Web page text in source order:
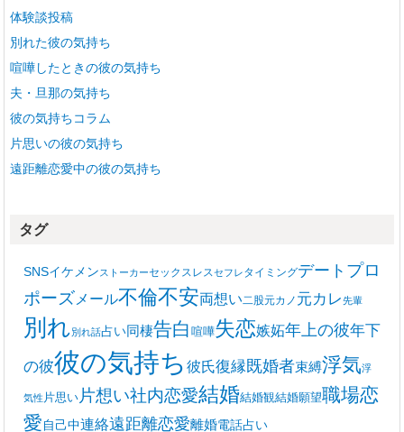
体験談投稿
別れた彼の気持ち
喧嘩したときの彼の気持ち
夫・旦那の気持ち
彼の気持ちコラム
片思いの彼の気持ち
遠距離恋愛中の彼の気持ち
タグ
SNSイケメンストーカーセックスレスセフレタイミングデート プロ
ポーズ メール不倫不安両想い二股元カノ 元カレ先輩
別れ別れ話占い同棲告白 喧嘩失恋嫉妬年上の彼年下
の彼彼の気持ち 彼氏復縁既婚者束縛浮気浮
気性 片思い 片想い社内恋愛結婚結婚観結婚願望職場恋
愛自己中連絡遠距離恋愛離婚電話占い